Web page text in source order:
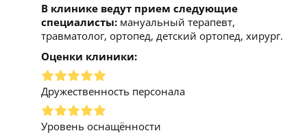
В клинике ведут прием следующие
специалисты: мануальный терапевт,
травматолог, ортопед, детский ортопед, хирург.
Оценки клиники:
Дружественность персонала
Уровень оснащённости